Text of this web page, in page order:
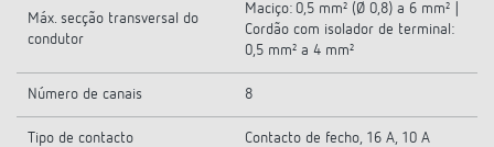
Máx. secção transversal do
condutor
Maciço: 0,5 mm² (Ø 0,8) a 6 mm² |
Cordão com isolador de terminal:
0,5 mm² a 4 mm²
Número de canais 8
Tipo de contacto Contacto de fecho, 16 A, 10 A